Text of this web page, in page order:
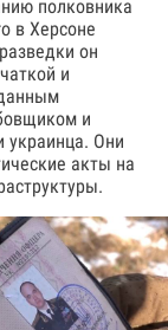
полковника
в Херсоне
он
и
и
украинца. Они
акты на